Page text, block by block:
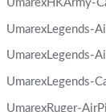
UmarexHKArmy-
UmarexLegends-
UmarexLegends-
UmarexLegends-
UmarexRuger-